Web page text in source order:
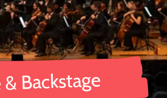
Backstage